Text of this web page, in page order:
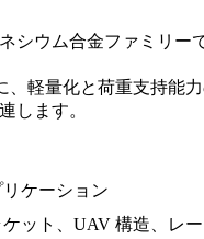
シウム合金ファミリー
軽量化と荷重支持能
します。
ケーション
ット、UAV 構造、レ